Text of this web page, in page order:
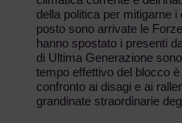
della politica per mitigarne i
posto sono arrivate le
hanno spostato i presenti
di Ultima Generazione
tempo effettivo del blocco
confronto ai disagi e ai
grandinate straordinarie